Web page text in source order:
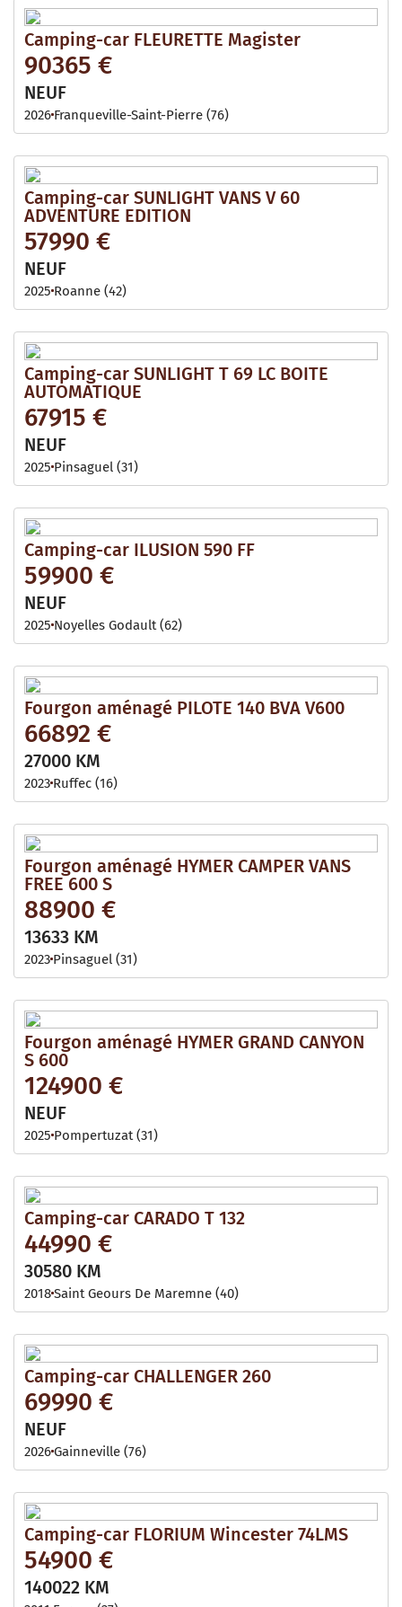
Camping-car FLEURETTE Magister
90365 €
NEUF
2026 Franqueville-Saint-Pierre (76)
Camping-car SUNLIGHT VANS V 60
ADVENTURE EDITION
57990 €
NEUF
2025 Roanne (42)
Camping-car SUNLIGHT T 69 LC BOITE
AUTOMATIQUE
67915 €
NEUF
2025 Pinsaguel (31)
Camping-car ILUSION 590 FF
59900 €
NEUF
2025 Noyelles Godault (62)
Fourgon aménagé PILOTE 140 BVA V600
66892 €
27000 KM
2023 Ruffec (16)
Fourgon aménagé HYMER CAMPER VANS
FREE 600 S
88900 €
13633 KM
2023 Pinsaguel (31)
Fourgon aménagé HYMER GRAND CANYON
S 600
124900 €
NEUF
2025 Pompertuzat (31)
Camping-car CARADO T 132
44990 €
30580 KM
2018Saint Geours De Maremne (40)
Camping-car CHALLENGER 260
69990 €
NEUF
2026Gainneville (76)
Camping-car FLORIUM Wincester 74LMS
54900 €
140022 KM